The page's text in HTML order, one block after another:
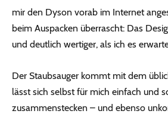
mir den Dyson vorab im Internet
beim Auspacken überrascht: Das
und deutlich wertiger, als ich es
Der Staubsauger kommt mit dem
lässt sich selbst für mich einfach und
zusammenstecken – und ebenso